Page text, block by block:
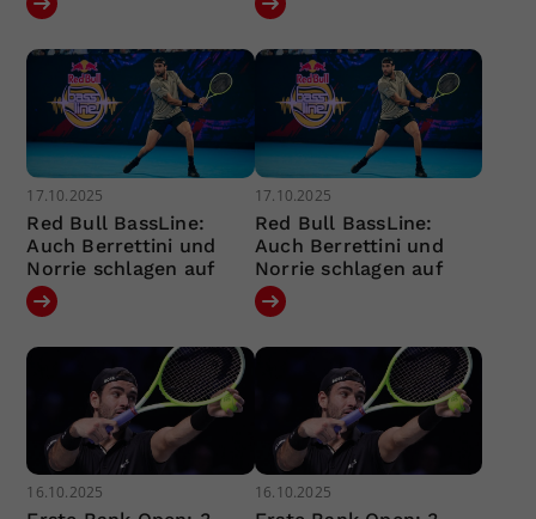
17.10.2025
Red Bull BassLine:
Auch Berrettini und
Norrie schlagen auf
17.10.2025
Red Bull BassLine:
Auch Berrettini und
Norrie schlagen auf
16.10.2025 16.10.2025